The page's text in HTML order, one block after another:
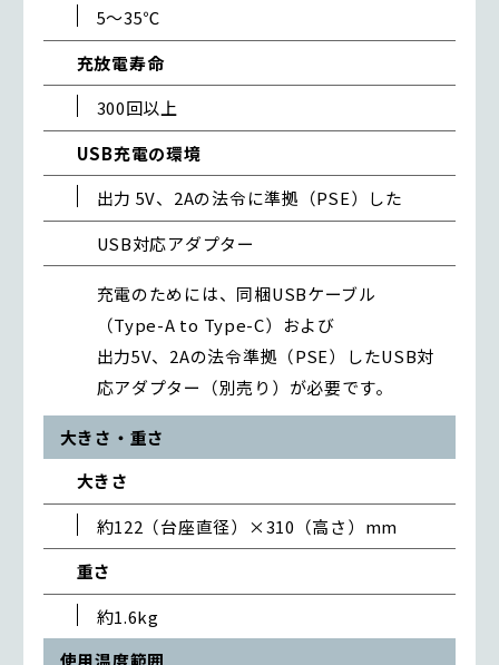
5～35℃
充放電寿命
300回以上
USB充電の環境
出力 5V、2Aの法令に準拠（PSE）した
USB対応アダプター
充電のためには、同梱USBケーブル
（Type-A to Type-C）および
出力5V、2Aの法令準拠（PSE）したUSB対
応アダプター（別売り）が必要です。
大きさ・重さ
大きさ
約122（台座直径）×310（高さ）mm
重さ
約1.6kg
使用温度範囲